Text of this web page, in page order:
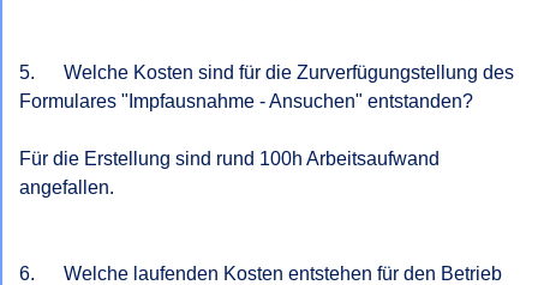
5.      Welche Kosten sind für die Zurverfügungstellung des
Formulares "Impfausnahme - Ansuchen" entstanden?
Für die Erstellung sind rund 100h Arbeitsaufwand
angefallen.
6.      Welche laufenden Kosten entstehen für den Betrieb